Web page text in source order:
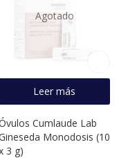
Agotado
Leer más
Cumlaude Lab
Monodosis (10
3 g)